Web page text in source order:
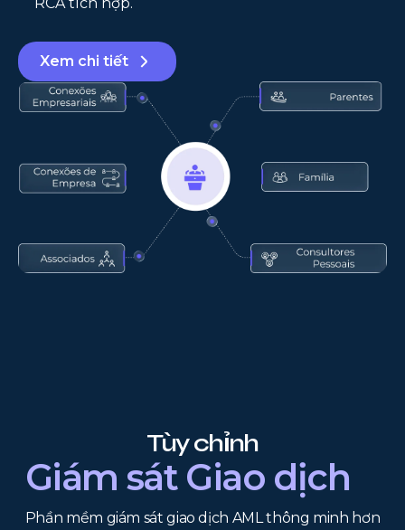
Xem chi tiết
Tùy chỉnh
Giám sát Giao dịch
Phần mềm giám sát giao dịch AML thông minh hơn